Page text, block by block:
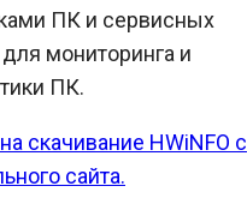
ПК и сервисных
мониторинга и
ПК.
скачивание HWiNFO с
сайта.